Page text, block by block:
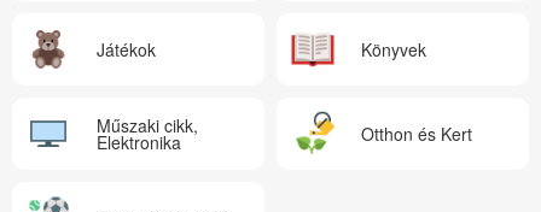
Játékok Könyvek
Műszaki cikk,
Elektronika Otthon és Kert